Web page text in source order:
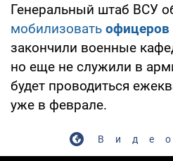
Генеральный штаб ВСУ
мобилизовать офицеров
закончили военные
но еще не служили в
будет проводиться
уже в феврале.